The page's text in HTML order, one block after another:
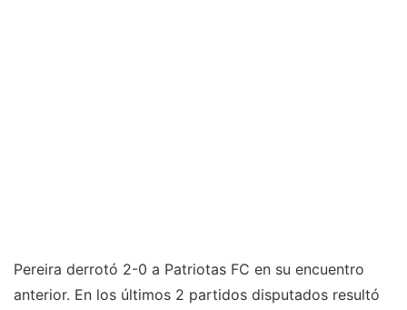
Pereira derrotó 2-0 a Patriotas FC en su encuentro
anterior. En los últimos 2 partidos disputados resultó